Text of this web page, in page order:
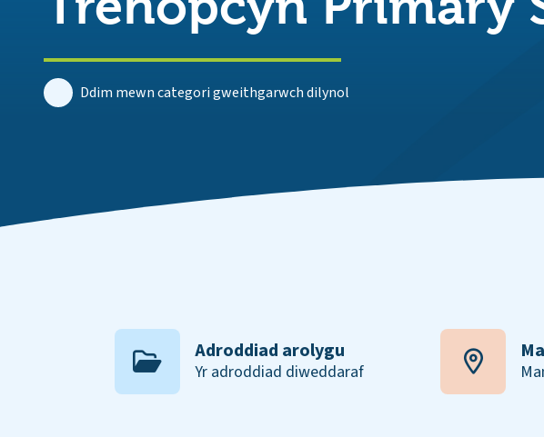
Ddim mewn categori gweithgarwch dilynol
Adroddiad arolygu
Yr adroddiad diweddaraf